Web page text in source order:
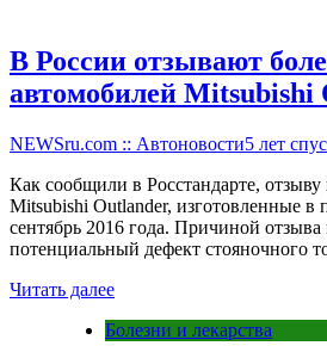
В России отзывают
автомобилей Mitsubishi
NEWSru.com :: Автоновости5 лет
Как сообщили в Росстандарте,
Mitsubishi Outlander, изготовленные в
сентябрь 2016 года. Причиной
потенциальный дефект стояночного
Читать далее
Болезни и лекарства